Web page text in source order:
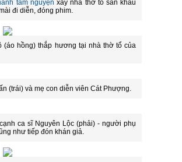
tâm nguyện xây nhà thờ tổ sân khấu
đi diễn, đóng phim.
(áo hồng) thắp hương tại nhà thờ tổ của
(trái) và mẹ con diễn viên Cát Phượng.
ca sĩ Nguyên Lộc (phải) - người phụ
như tiếp đón khán giả.